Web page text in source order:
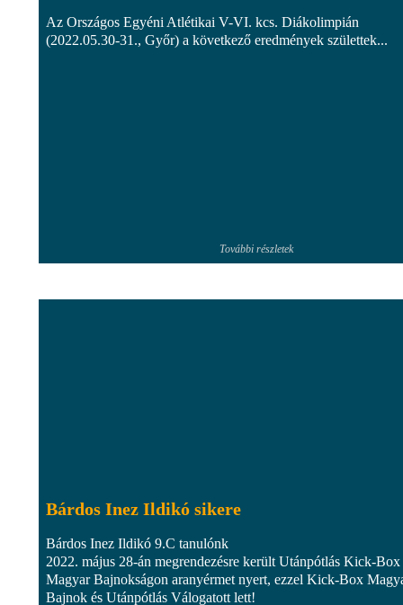
Az Országos Egyéni Atlétikai V-VI. kcs. Diákolimpián
(2022.05.30-31., Győr) a következő eredmények születtek...
További részletek
Bárdos Inez Ildikó sikere
Bárdos Inez Ildikó 9.C tanulónk
2022. május 28-án megrendezésre került Utánpótlás Kick-Box
Magyar Bajnokságon aranyérmet nyert, ezzel Kick-Box
Bajnok és Utánpótlás Válogatott lett!